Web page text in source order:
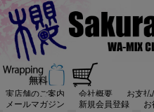
実店舗のご案内 会社概要 お支払
メールマガジン
新規会員登録 お